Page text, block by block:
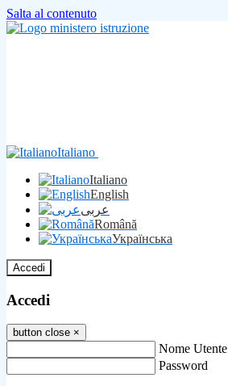
Salta al contenuto
Italiano
Italiano
English
عربى
Română
Українська
Accedi
Accedi
button close ×
Nome Utente
Password